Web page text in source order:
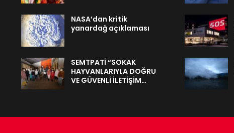
NASA’dan kritik
yanardağ açıklaması
SEMTPATİ “SOKAK
HAYVANLARIYLA DOĞRU
VE GÜVENLİ İLETİŞİM…